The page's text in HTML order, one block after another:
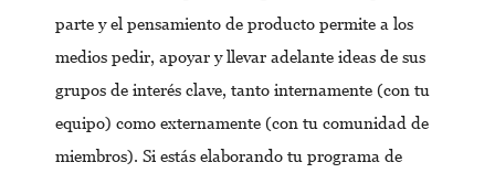
parte y el pensamiento de producto permite a los
medios pedir, apoyar y llevar adelante ideas de sus
grupos de interés clave, tanto internamente (con tu
equipo) como externamente (con tu comunidad de
miembros). Si estás elaborando tu programa de